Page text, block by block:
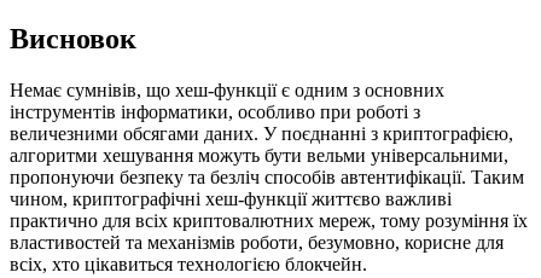
Висновок
Немає сумнівів, що хеш-функції є одним з основних
інструментів інформатики, особливо при роботі з
величезними обсягами даних. У поєднанні з криптографією,
алгоритми хешування можуть бути вельми універсальними,
пропонуючи безпеку та безліч способів автентифікації. Таким
чином, криптографічні хеш-функції життєво важливі
практично для всіх криптовалютних мереж, тому розуміння їх
властивостей та механізмів роботи, безумовно, корисне для
всіх, хто цікавиться технологією блокчейн.